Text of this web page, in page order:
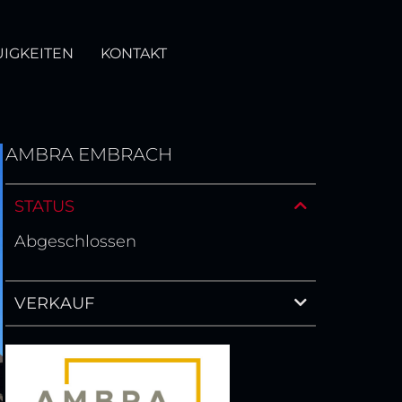
KONTAKT
AMBRA EMBRACH
STATUS
Abgeschlossen
VERKAUF